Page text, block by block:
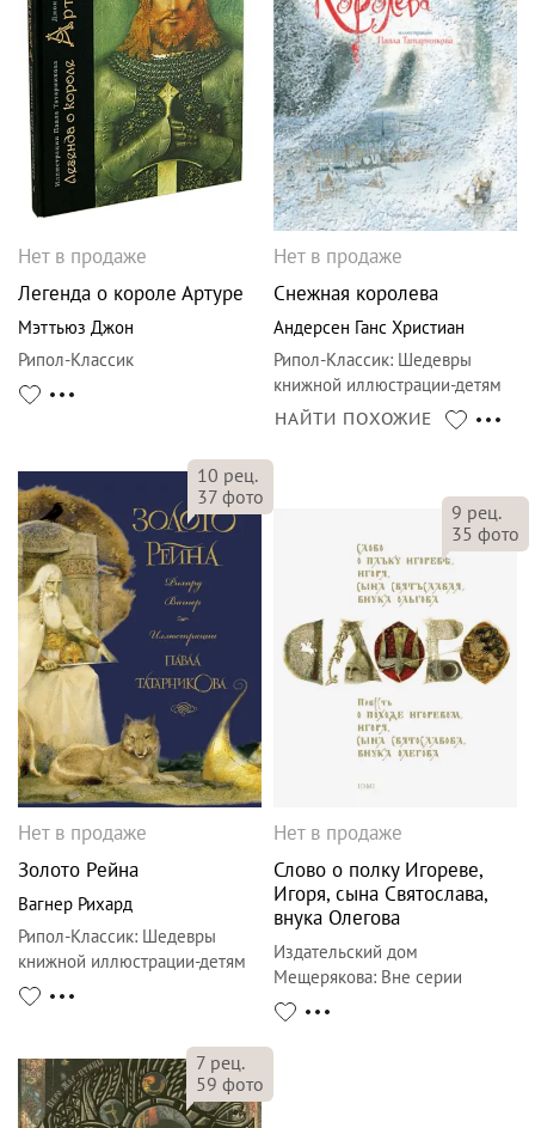
Нет в продаже
Легенда о короле Артуре
Мэттьюз Джон
Рипол-Классик
Нет в продаже
Снежная королева
Андерсен Ганс Христиан
Рипол-Классик: Шедевры
книжной иллюстрации-детям
НАЙТИ ПОХОЖИЕ
10 рец.
37 фото
Нет в продаже
Золото Рейна
Вагнер Рихард
Рипол-Классик: Шедевры
книжной иллюстрации-детям
9 рец.
35 фото
Нет в продаже
Слово о полку Игореве,
Игоря, сына Святослава,
внука Олегова
Издательский дом
Мещерякова: Вне серии
7 рец.
59 фото